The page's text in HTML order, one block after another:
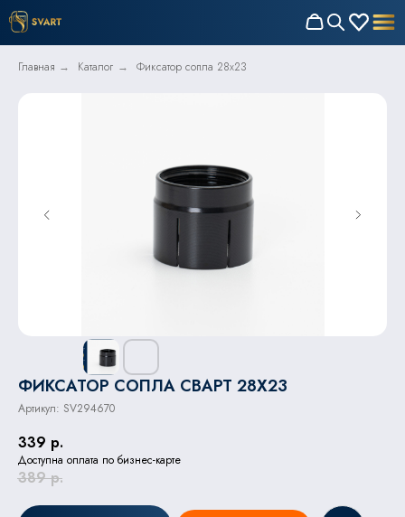
Главная → Каталог → Фиксатор сопла 28x23
ФИКСАТОР СОПЛА СВАРТ 28X23
Артикул: SV294670
339 р.
Доступна оплата по бизнес-карте
389 р.